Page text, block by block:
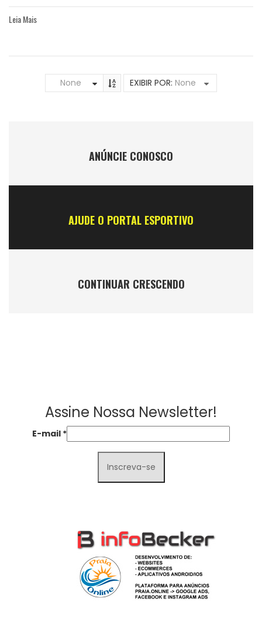
Leia Mais
None EXIBIR POR: None
ANÚNCIE CONOSCO
AJUDE O PORTAL ESPORTIVO
CONTINUAR CRESCENDO
Assine Nossa Newsletter!
E-mail *